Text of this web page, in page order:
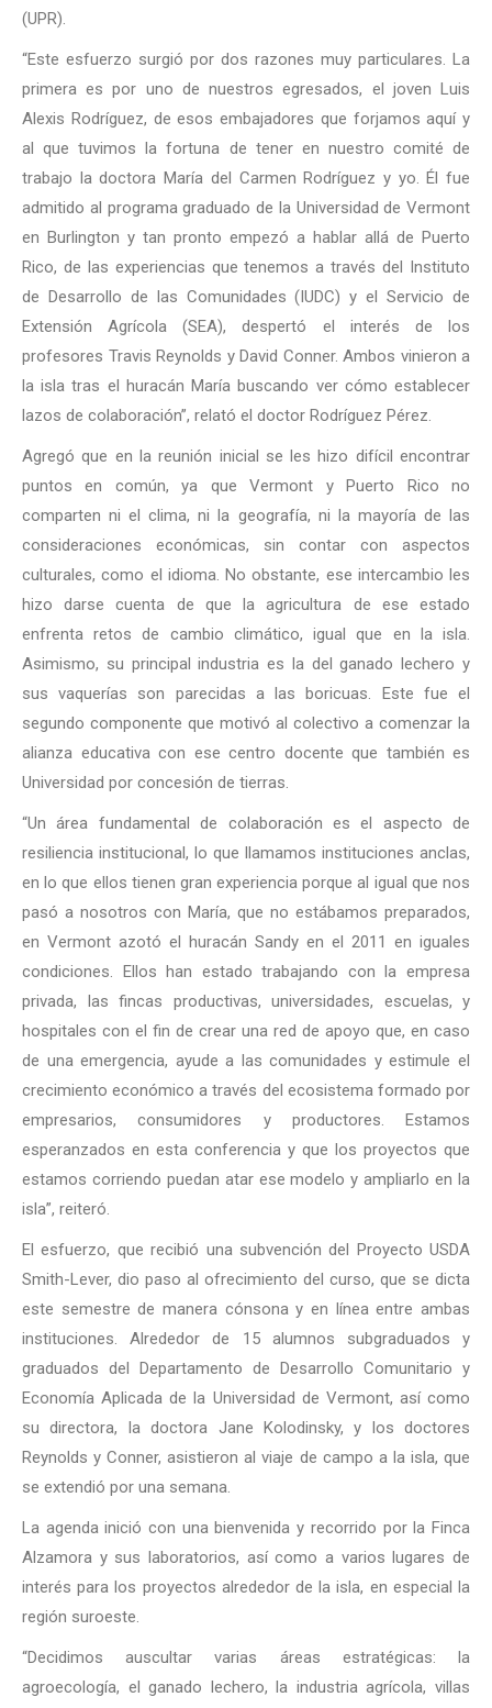
(UPR).
“Este esfuerzo surgió por dos razones muy particulares. La
primera es por uno de nuestros egresados, el joven Luis
Alexis Rodríguez, de esos embajadores que forjamos aquí y
al que tuvimos la fortuna de tener en nuestro comité de
trabajo la doctora María del Carmen Rodríguez y yo. Él fue
admitido al programa graduado de la Universidad de Vermont
en Burlington y tan pronto empezó a hablar allá de Puerto
Rico, de las experiencias que tenemos a través del Instituto
de Desarrollo de las Comunidades (IUDC) y el Servicio de
Extensión Agrícola (SEA), despertó el interés de los
profesores Travis Reynolds y David Conner. Ambos vinieron a
la isla tras el huracán María buscando ver cómo establecer
lazos de colaboración”, relató el doctor Rodríguez Pérez.
Agregó que en la reunión inicial se les hizo difícil encontrar
puntos en común, ya que Vermont y Puerto Rico no
comparten ni el clima, ni la geografía, ni la mayoría de las
consideraciones económicas, sin contar con aspectos
culturales, como el idioma. No obstante, ese intercambio les
hizo darse cuenta de que la agricultura de ese estado
enfrenta retos de cambio climático, igual que en la isla.
Asimismo, su principal industria es la del ganado lechero y
sus vaquerías son parecidas a las boricuas. Este fue el
segundo componente que motivó al colectivo a comenzar la
alianza educativa con ese centro docente que también es
Universidad por concesión de tierras.
“Un área fundamental de colaboración es el aspecto de
resiliencia institucional, lo que llamamos instituciones anclas,
en lo que ellos tienen gran experiencia porque al igual que nos
pasó a nosotros con María, que no estábamos preparados,
en Vermont azotó el huracán Sandy en el 2011 en iguales
condiciones. Ellos han estado trabajando con la empresa
privada, las fincas productivas, universidades, escuelas, y
hospitales con el fin de crear una red de apoyo que, en caso
de una emergencia, ayude a las comunidades y estimule el
crecimiento económico a través del ecosistema formado por
empresarios, consumidores y productores. Estamos
esperanzados en esta conferencia y que los proyectos que
estamos corriendo puedan atar ese modelo y ampliarlo en la
isla”, reiteró.
El esfuerzo, que recibió una subvención del Proyecto USDA
Smith-Lever, dio paso al ofrecimiento del curso, que se dicta
este semestre de manera cónsona y en línea entre ambas
instituciones. Alrededor de 15 alumnos subgraduados y
graduados del Departamento de Desarrollo Comunitario y
Economía Aplicada de la Universidad de Vermont, así como
su directora, la doctora Jane Kolodinsky, y los doctores
Reynolds y Conner, asistieron al viaje de campo a la isla, que
se extendió por una semana.
La agenda inició con una bienvenida y recorrido por la Finca
Alzamora y sus laboratorios, así como a varios lugares de
interés para los proyectos alrededor de la isla, en especial la
región suroeste.
“Decidimos auscultar varias áreas estratégicas: la
agroecología, el ganado lechero, la industria agrícola, villas